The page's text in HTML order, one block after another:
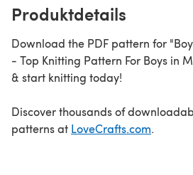
Produktdetails
Download the PDF pattern for
- Top Knitting Pattern For Boys in
& start knitting today!
Discover thousands of
patterns at LoveCrafts.com.